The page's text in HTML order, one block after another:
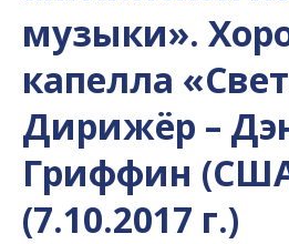
музыки».
капелла
Дирижёр –
Гриффин
(7.10.2017 г.)